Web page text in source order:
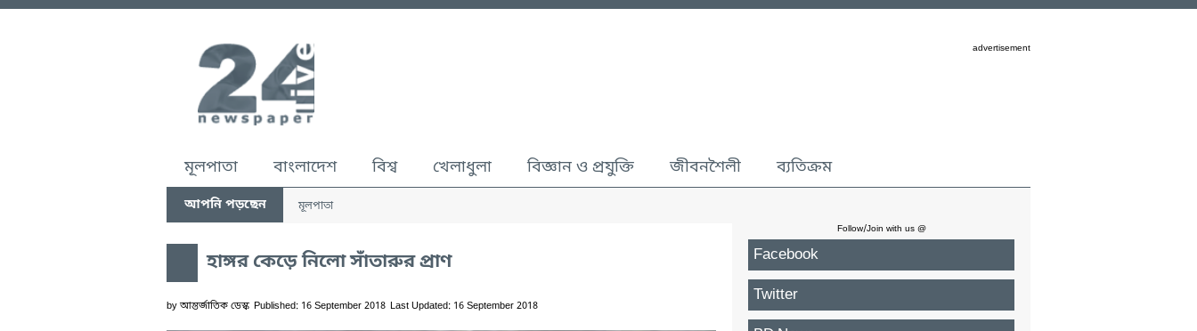
advertisement
মূলপাতা বাংলাদেশ বিশ্ব খেলাধুলা বিজ্ঞান ও প্রযুক্তি জীবনশৈলী ব্যতিক্রম
আপনি পড়ছেন মূলপাতা
হাঙ্গর কেড়ে নিলো সাঁতারুর প্রাণ
by আন্তর্জাতিক ডেস্ক Published: 16 September 2018 Last Updated: 16 September 2018
Follow/Join with us @
Facebook
Twitter